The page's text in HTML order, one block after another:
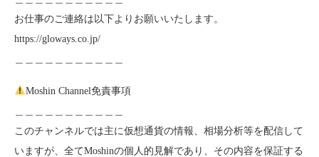
お仕事のご連絡は以下よりお願いいたします。
https://gloways.co.jp/
Moshin Channel免責事項
このチャンネルでは主に仮想通貨の情報、相場分析等を配信して
いますが、全てMoshinの個人的見解であり、その内容を保証する